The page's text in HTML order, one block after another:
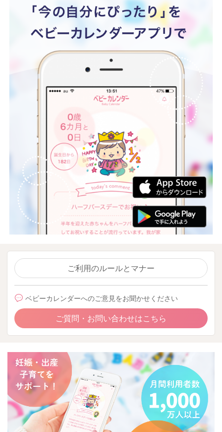
ご利用のルールとマナー
ベビーカレンダーへのご意見をお聞かせください
ご質問・お問い合わせはこちら